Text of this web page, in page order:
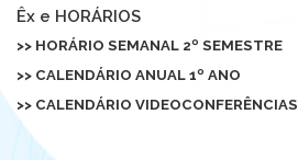
Êx e HORÁRIOS
>> HORÁRIO SEMANAL 2º SEMESTRE
>> CALENDÁRIO ANUAL 1º ANO
>> CALENDÁRIO VIDEOCONFERÊNCIAS